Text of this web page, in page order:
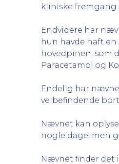
kliniske fremgang
Endvidere har
hun havde haft
hovedpinen, som
Paracetamol og
Endelig har
velbefindende
Nævnet kan
nogle dage, men
Nævnet finder det